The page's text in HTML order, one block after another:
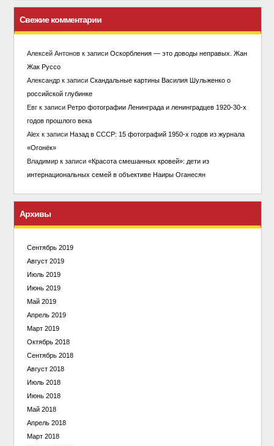
Свежие комментарии
Алексей Антоновк записи Оскорбления — это доводы неправых. Жан
Жак Руссо
Александрк записи Скандальные картины Василия Шульженко о
российской глубинке
Евгк записи Ретро фотографии Ленинграда и ленинградцев 1920-30-х
годов прошлого века
Alex к записи Назад в СССР: 15 фотографий 1950-х годов из журнала
«Огонёк»
Владимирк записи «Красота смешанных кровей»: дети из
интернациональных семей в объективе Наиры Оганесян
Архивы
Сентябрь 2019
Август 2019
Июль 2019
Июнь 2019
Май 2019
Апрель 2019
Март 2019
Октябрь 2018
Сентябрь 2018
Август 2018
Июль 2018
Июнь 2018
Май 2018
Апрель 2018
Март 2018